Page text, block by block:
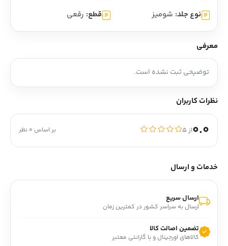
نوع جلد: شومیز قطع: رقعی
معرفی
توضیحی ثبت نشده است.
نظرات کاربران
0.0از ۵ بر اساس 0 نظر
خدمات و ارسال
ارسال سریع
ارسال به سراسر کشور در کمترین زمان
تضمین اصالت کالا
کالاهای اورجینال و با گارانتی معتبر